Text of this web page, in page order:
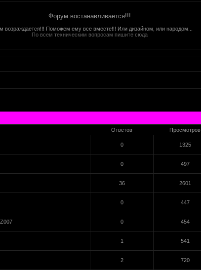
Форум востанавливается!!!
возраждается!!! Поможем ему все вместе!!! Или дизайном, или народом...
По всем техническим вопросам пишите сюда
Ответов Просмотров
0 1325
0 497
36 2601
0 447
0 454
1 541
2 720